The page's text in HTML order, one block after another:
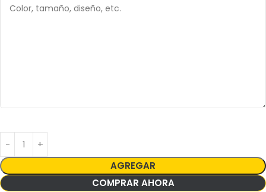
AGREGAR
COMPRAR AHORA